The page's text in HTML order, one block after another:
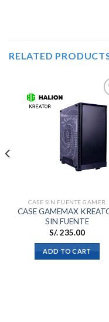
RELATED
CASE SIN FUENTE GAMER
CASE GAMEMAX
SIN FUENTE
S/.235.00
ADD TO CART